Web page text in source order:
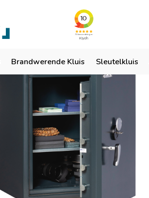
Brandwerende Kluis Sleutelkluis
Ruim 50 jaar ervaring